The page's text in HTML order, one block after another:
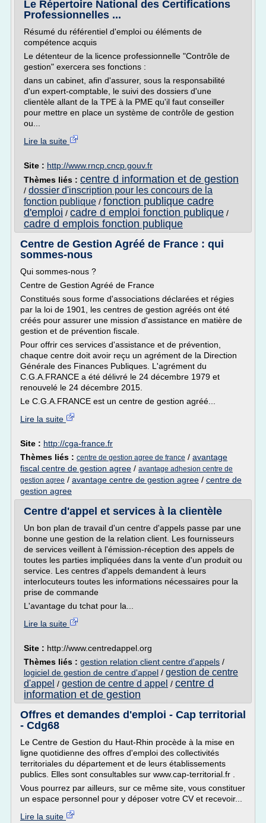
Le Répertoire National des Certifications
Professionnelles ...
Résumé du référentiel d'emploi ou éléments de
compétence acquis
Le détenteur de la licence professionnelle "Contrôle de
gestion" exercera ses fonctions :
dans un cabinet, afin d'assurer, sous la responsabilité
d'un expert-comptable, le suivi des dossiers d'une
clientèle allant de la TPE à la PME qu'il faut conseiller
pour mettre en place un système de contrôle de gestion
ou...
Lire la suite
Site : http://www.rncp.cncp.gouv.fr
Thèmes liés : centre d information et de gestion
/ dossier d'inscription pour les concours de la
fonction publique / fonction publique cadre
d'emploi / cadre d emploi fonction publique /
cadre d emplois fonction publique
Centre de Gestion Agréé de France : qui
sommes-nous
Qui sommes-nous ?
Centre de Gestion Agréé de France
Constitués sous forme d'associations déclarées et régies
par la loi de 1901, les centres de gestion agréés ont été
créés pour assurer une mission d'assistance en matière de
gestion et de prévention fiscale.
Pour offrir ces services d'assistance et de prévention,
chaque centre doit avoir reçu un agrément de la Direction
Générale des Finances Publiques. L'agrément du
C.G.A.FRANCE a été délivré le 24 décembre 1979 et
renouvelé le 24 décembre 2015.
Le C.G.A.FRANCE est un centre de gestion agréé...
Lire la suite
Site : http://cga-france.fr
Thèmes liés : centre de gestion agree de france / avantage
fiscal centre de gestion agree / avantage adhesion centre de
gestion agree / avantage centre de gestion agree / centre de
gestion agree
Centre d'appel et services à la clientèle
Un bon plan de travail d'un centre d'appels passe par une
bonne une gestion de la relation client. Les fournisseurs
de services veillent à l'émission-réception des appels de
toutes les parties impliquées dans la vente d'un produit ou
service. Les centres d'appels demandent à leurs
interlocuteurs toutes les informations nécessaires pour la
prise de commande
L'avantage du tchat pour la...
Lire la suite
Site : http://www.centredappel.org
Thèmes liés : gestion relation client centre d'appels /
logiciel de gestion de centre d'appel / gestion de centre
d'appel / gestion de centre d appel / centre d
information et de gestion
Offres et demandes d'emploi - Cap territorial
- Cdg68
Le Centre de Gestion du Haut-Rhin procède à la mise en
ligne quotidienne des offres d'emploi des collectivités
territoriales du département et de leurs établissements
publics. Elles sont consultables sur www.cap-territorial.fr .
Vous pourrez par ailleurs, sur ce même site, vous constituer
un espace personnel pour y déposer votre CV et recevoir...
Lire la suite